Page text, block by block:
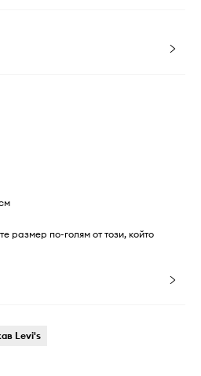
размер по-голям от този, който
Levi's